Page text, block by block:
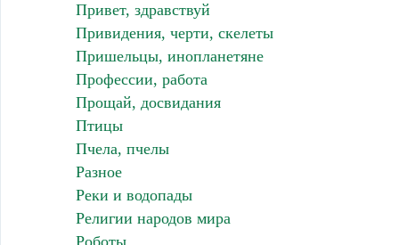
Привет, здравствуй
Привидения, черти, скелеты
Пришельцы, инопланетяне
Профессии, работа
Прощай, досвидания
Птицы
Пчела, пчелы
Разное
Реки и водопады
Религии народов мира